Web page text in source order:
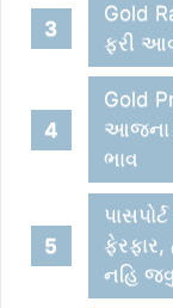
Gold
ફરી
Gold
આજના
ભાવ
નહિ